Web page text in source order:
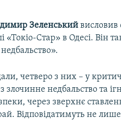
Зеленський висловив
«Токіо-Стар» в Одесі.
четверо з них – у
злочинне недбальство та
через зверхнє
Відповідатимуть не лише